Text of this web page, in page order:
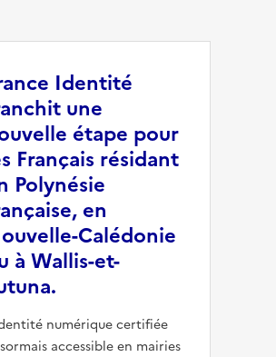
Identité
une
étape pour
Français résidant
Polynésie
en
Calédonie
à Wallis-et-
numérique certifiée
accessible en mairies